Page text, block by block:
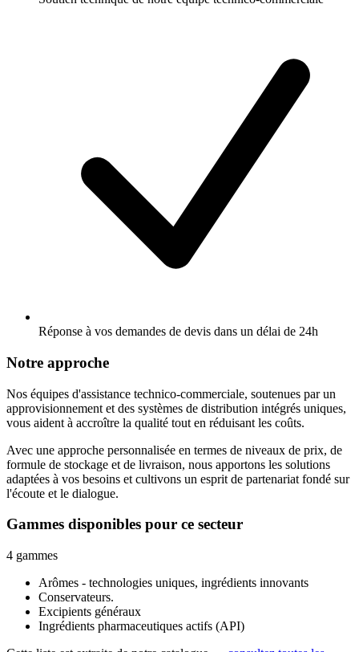
Réponse à vos demandes de devis dans un délai de 24h
Notre approche
Nos équipes d'assistance technico-commerciale, soutenues par un
approvisionnement et des systèmes de distribution intégrés uniques,
vous aident à accroître la qualité tout en réduisant les coûts.
Avec une approche personnalisée en termes de niveaux de prix, de
formule de stockage et de livraison, nous apportons les solutions
adaptées à vos besoins et cultivons un esprit de partenariat fondé sur
l'écoute et le dialogue.
Gammes disponibles pour ce secteur
4 gammes
Arômes - technologies uniques, ingrédients innovants
Conservateurs.
Excipients généraux
Ingrédients pharmaceutiques actifs (API)